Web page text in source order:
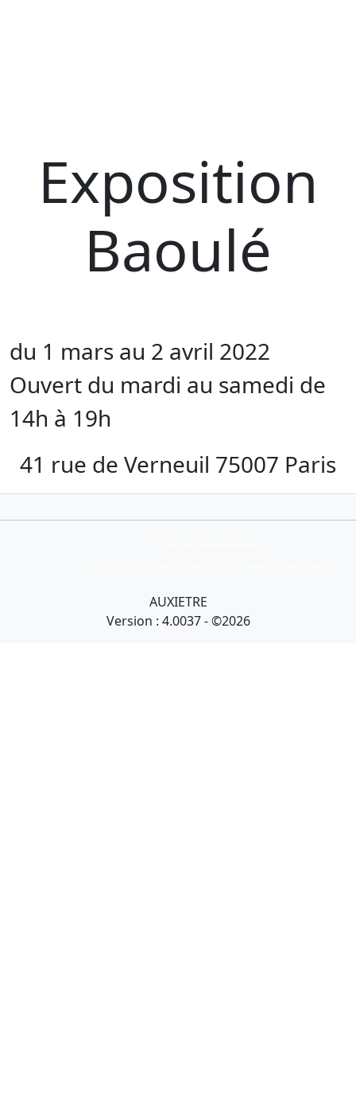
Exposition
Baoulé
du 1 mars au 2 avril 2022
Ouvert du mardi au samedi de
14h à 19h
41 rue de Verneuil 75007 Paris
AUXIETRE
Version : 4.0037 - ©2026